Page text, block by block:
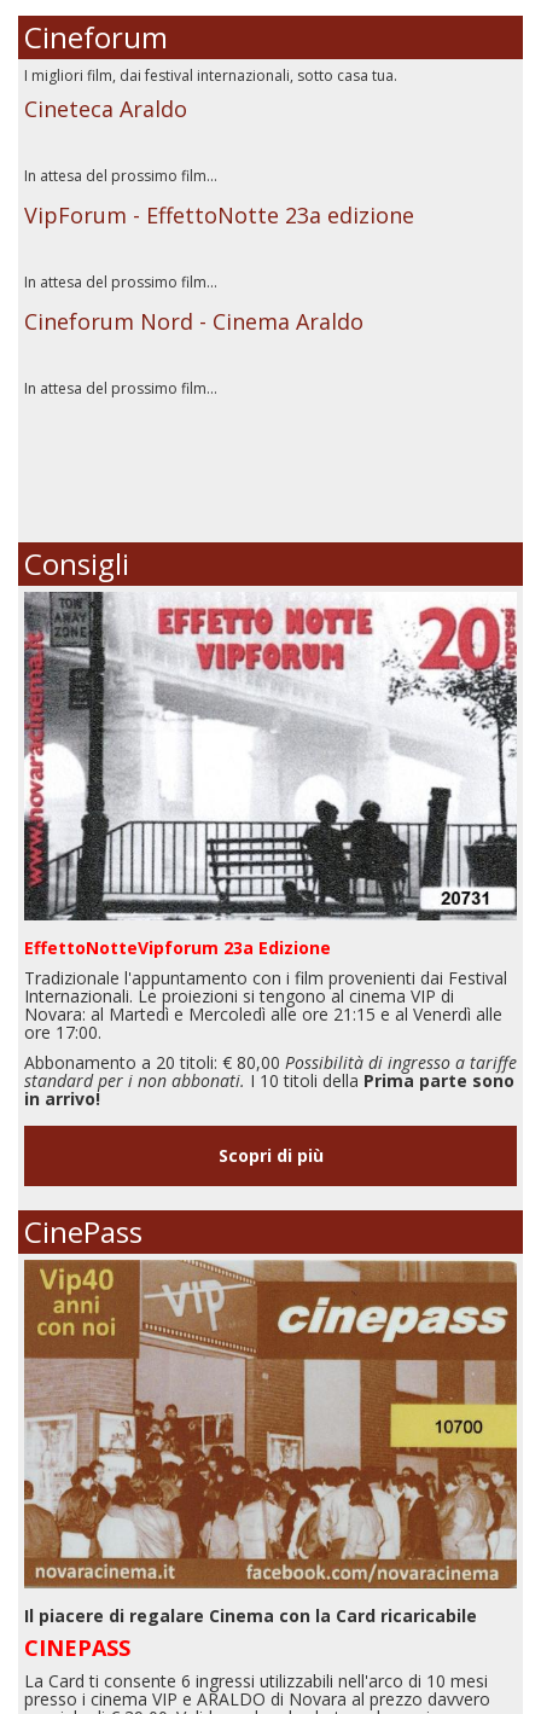
Cineforum
I migliori film, dai festival internazionali, sotto casa tua.
Cineteca Araldo
In attesa del prossimo film...
VipForum - EffettoNotte 23a edizione
In attesa del prossimo film...
Cineforum Nord - Cinema Araldo
In attesa del prossimo film...
Consigli
EffettoNotteVipforum 23a Edizione
Tradizionale l'appuntamento con i film provenienti dai Festival
Internazionali. Le proiezioni si tengono al cinema VIP di
Novara: al Martedì e Mercoledì alle ore 21:15 e al Venerdì alle
ore 17:00.
Abbonamento a 20 titoli: € 80,00 Possibilità di ingresso a tariffe
standard per i non abbonati. I 10 titoli della Prima parte sono
in arrivo!
Scopri di più
CinePass
Il piacere di regalare Cinema con la Card ricaricabile
CINEPASS
La Card ti consente 6 ingressi utilizzabili nell'arco di 10 mesi
presso i cinema VIP e ARALDO di Novara al prezzo davvero